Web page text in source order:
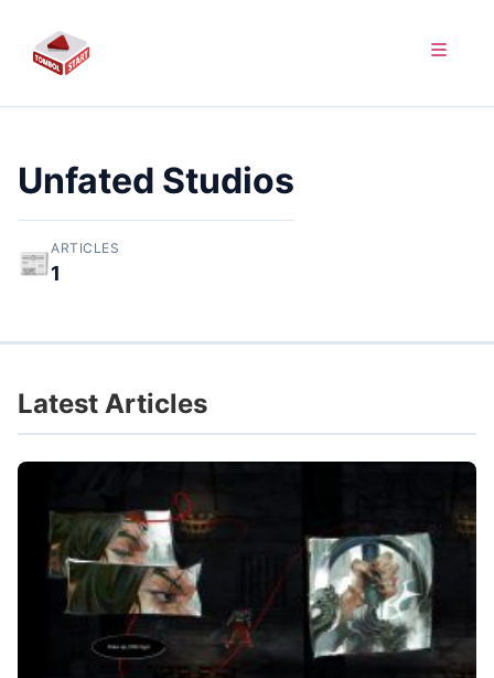
Unfated Studios
📰ARTICLES
1
Latest Articles